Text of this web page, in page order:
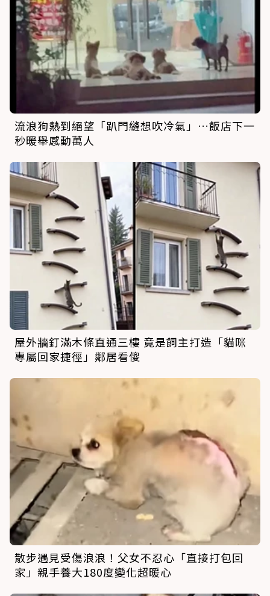
流浪狗熱到絕望「趴門縫想吹冷氣」…飯店下一
秒暖舉感動萬人
屋外牆釘滿木條直通三樓 竟是飼主打造「貓咪
專屬回家捷徑」鄰居看傻
散步遇見受傷浪浪！父女不忍心「直接打包回
家」親手養大180度變化超暖心